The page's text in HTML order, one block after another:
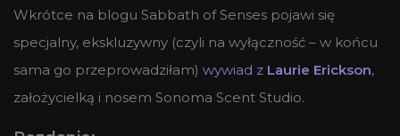
Wkrótce na blogu Sabbath of Senses pojawi się
specjalny, ekskluzywny (czyli na wyłączność – w końcu
sama go przeprowadziłam) wywiad z Laurie Erickson,
założycielką i nosem Sonoma Scent Studio.